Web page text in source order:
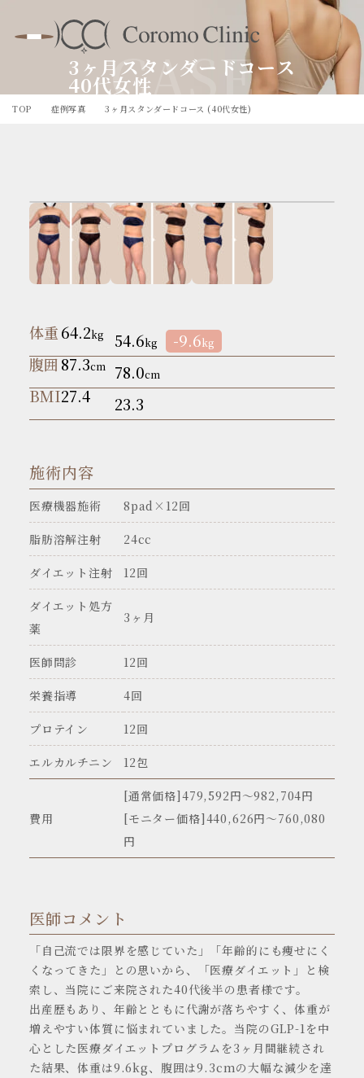
3ヶ月スタンダードコース
40代女性CASE
TOP 症例写真 3ヶ月スタンダードコース (40代女性)
体重64.2kg 54.6kg -9.6kg
腹囲87.3cm 78.0cm
BMI27.4 23.3
施術内容
医療機器施術 8pad×12回
脂肪溶解注射 24cc
ダイエット注射 12回
ダイエット処方
薬
3ヶ月
医師問診 12回
栄養指導 4回
プロテイン 12回
エルカルチニン 12包
費用
[通常価格]479,592円〜982,704円
[モニター価格]440,626円～760,080
円
医師コメント
「自己流では限界を感じていた」「年齢的にも痩せにく
くなってきた」との思いから、「医療ダイエット」と検
索し、当院にご来院された40代後半の患者様です。
出産歴もあり、年齢とともに代謝が落ちやすく、体重が
増えやすい体質に悩まれていました。当院のGLP-1を中
心とした医療ダイエットプログラムを3ヶ月間継続され
た結果、体重は9.6kg、腹囲は9.3cmの大幅な減少を達